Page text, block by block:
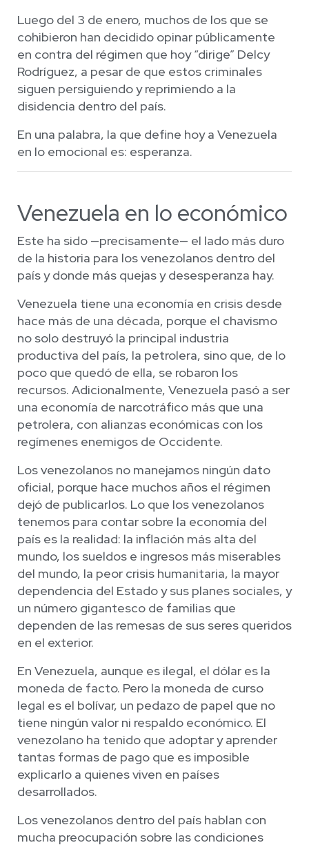
Luego del 3 de enero, muchos de los que se
cohibieron han decidido opinar públicamente
en contra del régimen que hoy “dirige” Delcy
Rodríguez, a pesar de que estos criminales
siguen persiguiendo y reprimiendo a la
disidencia dentro del país.
En una palabra, la que define hoy a Venezuela
en lo emocional es: esperanza.
Venezuela en lo económico
Este ha sido —precisamente— el lado más duro
de la historia para los venezolanos dentro del
país y donde más quejas y desesperanza hay.
Venezuela tiene una economía en crisis desde
hace más de una década, porque el chavismo
no solo destruyó la principal industria
productiva del país, la petrolera, sino que, de lo
poco que quedó de ella, se robaron los
recursos. Adicionalmente, Venezuela pasó a ser
una economía de narcotráfico más que una
petrolera, con alianzas económicas con los
regímenes enemigos de Occidente.
Los venezolanos no manejamos ningún dato
oficial, porque hace muchos años el régimen
dejó de publicarlos. Lo que los venezolanos
tenemos para contar sobre la economía del
país es la realidad: la inflación más alta del
mundo, los sueldos e ingresos más miserables
del mundo, la peor crisis humanitaria, la mayor
dependencia del Estado y sus planes sociales, y
un número gigantesco de familias que
dependen de las remesas de sus seres queridos
en el exterior.
En Venezuela, aunque es ilegal, el dólar es la
moneda de facto. Pero la moneda de curso
legal es el bolívar, un pedazo de papel que no
tiene ningún valor ni respaldo económico. El
venezolano ha tenido que adoptar y aprender
tantas formas de pago que es imposible
explicarlo a quienes viven en países
desarrollados.
Los venezolanos dentro del país hablan con
mucha preocupación sobre las condiciones